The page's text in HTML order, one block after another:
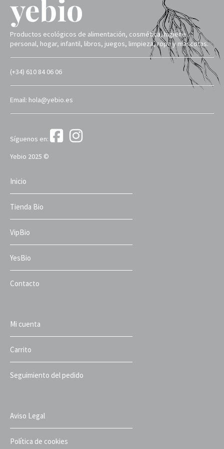
Productos ecológicos de alimentación, cosmética, higiene
personal, hogar, infantil, libros, juegos, limpieza, ropa y mascotas.
(+34) 610 84 06 06
Email: hola@yebio.es
Síguenos en:
Yebio 2025 ©
Inicio
Tienda Bio
VipBio
YesBio
Contacto
Mi cuenta
Carrito
Seguimiento del pedido
Aviso Legal
Política de cookies